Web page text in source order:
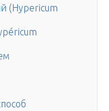
(Hypericum